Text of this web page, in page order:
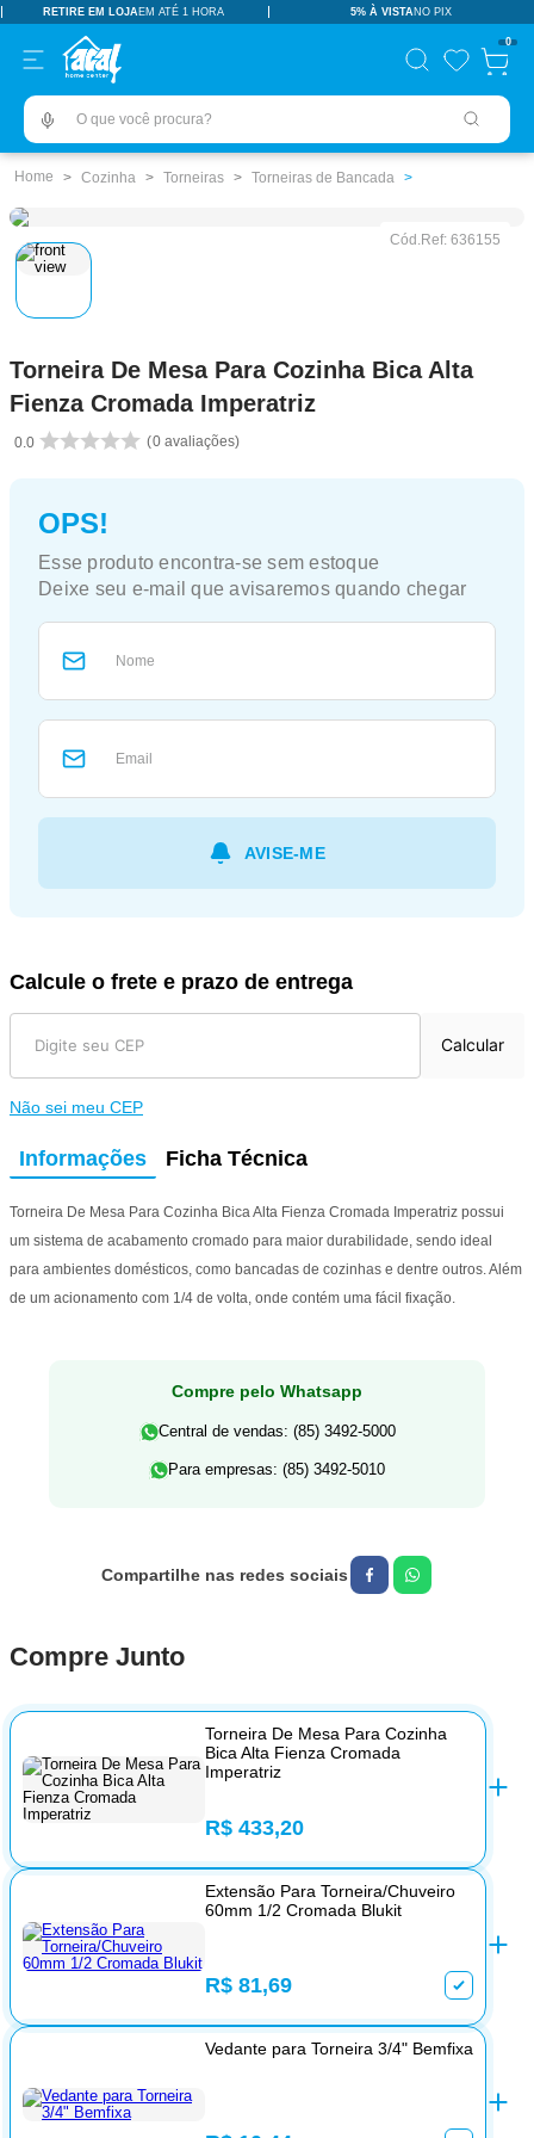
RETIRE EM LOJAEM ATÉ 1 HORA 5% À VISTANO PIX
0
O que você procura?
Cozinha Torneiras Torneiras de Bancada
Cód.Ref: 636155
Torneira De Mesa Para Cozinha Bica Alta
Fienza Cromada Imperatriz
0.0 0 avaliações
Calcule o frete e prazo de entrega
Calcular
Não sei meu CEP
Informações Ficha Técnica
Torneira De Mesa Para Cozinha Bica Alta Fienza Cromada Imperatriz possui
um sistema de acabamento cromado para maior durabilidade, sendo ideal
para ambientes domésticos, como bancadas de cozinhas e dentre outros. Além
de um acionamento com 1/4 de volta, onde contém uma fácil fixação.
Compre pelo Whatsapp
Central de vendas: (85) 3492-5000
Para empresas: (85) 3492-5010
Compre Junto
Torneira De Mesa Para Cozinha
Bica Alta Fienza Cromada
Imperatriz
R$ 433,20
Extensão Para Torneira/Chuveiro
60mm 1/2 Cromada Blukit
R$ 81,69
Vedante para Torneira 3/4" Bemfixa
TERMOS MAIS BUSCADOS
pisos revestimentos
º ceramica
tinta
5º revestimento
8º porta
9º chuveiro
1